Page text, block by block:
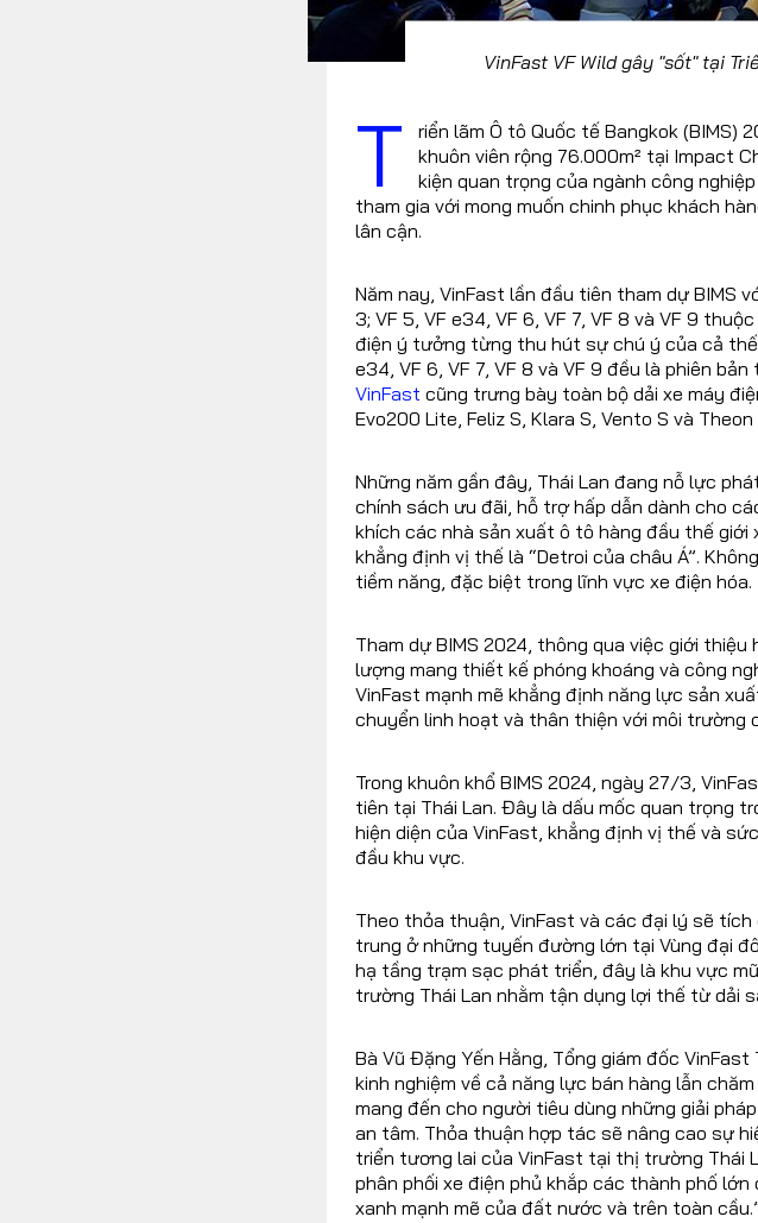
VinFast VF Wild gây "sốt" tại
T
riển lãm Ô tô Quốc tế Bangkok (BIMS)
khuôn viên rộng 76.000m² tại Impact
kiện quan trọng của ngành công
tham gia với mong muốn chinh phục khách
lân cận.
Năm nay, VinFast lần đầu tiên tham dự BIMS
3; VF 5, VF e34, VF 6, VF 7, VF 8 và VF 9
điện ý tưởng từng thu hút sự chú ý của cả thế
e34, VF 6, VF 7, VF 8 và VF 9 đều là phiên
VinFast cũng trưng bày toàn bộ dải xe máy
Evo200 Lite, Feliz S, Klara S, Vento S và Theon
Những năm gần đây, Thái Lan đang nỗ lực
chính sách ưu đãi, hỗ trợ hấp dẫn dành cho
khích các nhà sản xuất ô tô hàng đầu thế
khẳng định vị thế là “Detroi của châu Á”.
tiềm năng, đặc biệt trong lĩnh vực xe điện hóa.
Tham dự BIMS 2024, thông qua việc giới
lượng mang thiết kế phóng khoáng và công
VinFast mạnh mẽ khẳng định năng lực sản
chuyển linh hoạt và thân thiện với môi trường
Trong khuôn khổ BIMS 2024, ngày 27/3,
tiên tại Thái Lan. Đây là dấu mốc quan trọng
hiện diện của VinFast, khẳng định vị thế và
đầu khu vực.
Theo thỏa thuận, VinFast và các đại lý sẽ
trung ở những tuyến đường lớn tại Vùng đại
hạ tầng trạm sạc phát triển, đây là khu vực
trường Thái Lan nhằm tận dụng lợi thế từ dải
Bà Vũ Đặng Yến Hằng, Tổng giám đốc
kinh nghiệm về cả năng lực bán hàng lẫn
mang đến cho người tiêu dùng những giải
an tâm. Thỏa thuận hợp tác sẽ nâng cao sự
triển tương lai của VinFast tại thị trường Thái
phân phối xe điện phủ khắp các thành phố
xanh mạnh mẽ của đất nước và trên toàn